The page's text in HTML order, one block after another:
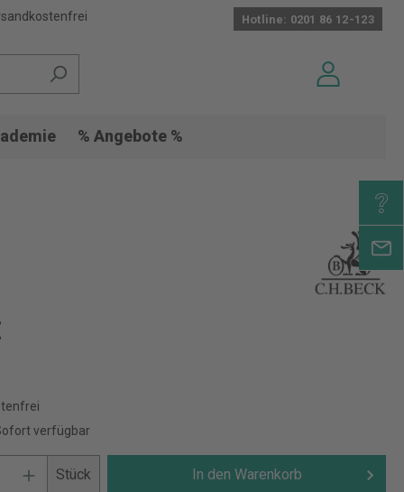
Hotline: 0201 86 12-123
% Angebote %
verfügbar
Stück In den Warenkorb